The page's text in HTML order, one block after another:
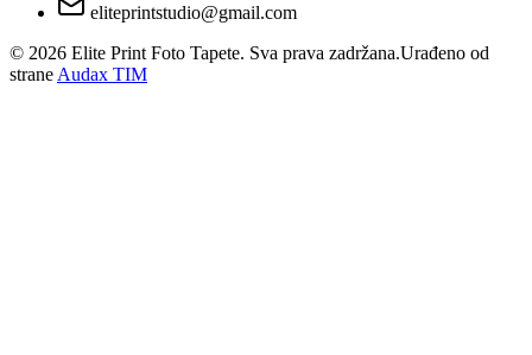
eliteprintstudio@gmail.com
© 2026 Elite Print Foto Tapete. Sva prava zadržana.Urađeno od
strane Audax TIM